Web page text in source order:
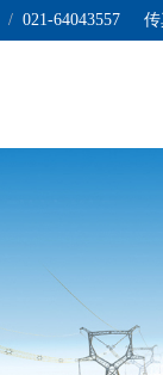
/021-64043557 传